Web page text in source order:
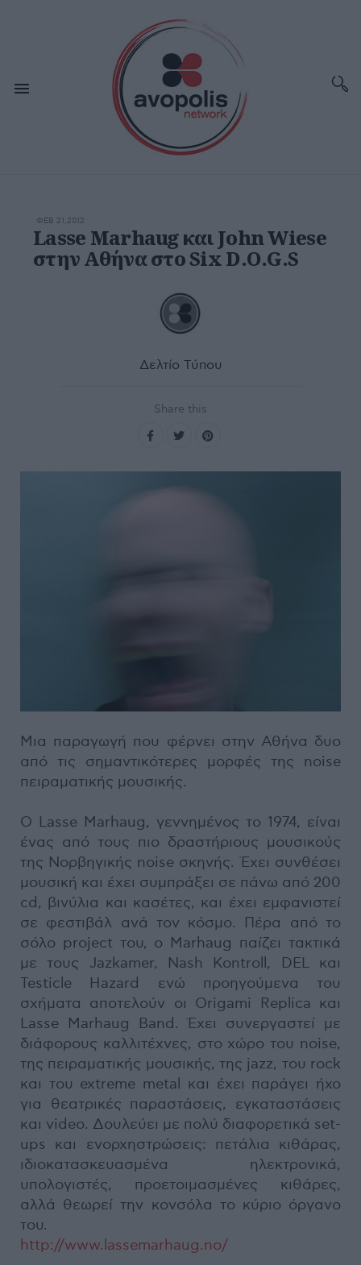
ΦΕΒ 21,2012
Lasse Marhaug και John Wiese
στην Αθήνα στο Six D.O.G.S
Δελτίο Τύπου
Share this
Μια παραγωγή που φέρνει στην Αθήνα δυο
από τις σημαντικότερες μορφές της noise
πειραματικής μουσικής.
O Lasse Marhaug, γεννημένος το 1974, είναι
ένας από τους πιο δραστήριους μουσικούς
της Νορβηγικής noise σκηνής. Έχει συνθέσει
μουσική και έχει συμπράξει σε πάνω από 200
cd, βινύλια και κασέτες, και έχει εμφανιστεί
σε φεστιβάλ ανά τον κόσμο. Πέρα από το
σόλο project του, ο Marhaug παίζει τακτικά
με τους Jazkamer, Nash Kontroll, DEL και
Testicle Hazard ενώ προηγούμενα του
σχήματα αποτελούν οι Origami Replica και
Lasse Marhaug Band. Έχει συνεργαστεί με
διάφορους καλλιτέχνες, στο χώρο του noise,
της πειραματικής μουσικής, της jazz, του rock
και του extreme metal και έχει παράγει ήχο
για θεατρικές παραστάσεις, εγκαταστάσεις
και video. Δουλεύει με πολύ διαφορετικά set-
ups και ενορχηστρώσεις: πετάλια κιθάρας,
ιδιοκατασκευασμένα ηλεκτρονικά,
υπολογιστές, προετοιμασμένες κιθάρες,
αλλά θεωρεί την κονσόλα το κύριο όργανο
του.
http://www.lassemarhaug.no/